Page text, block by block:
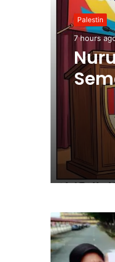
Palestin
7 hours